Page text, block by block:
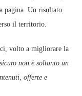
pagina. Un risultato
il territorio.
volto a migliorare la
non è soltanto un
offerte e